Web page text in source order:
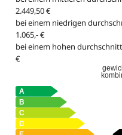
2.449,50 €
bei einem niedrigen
1.065,- €
bei einem hohen
€